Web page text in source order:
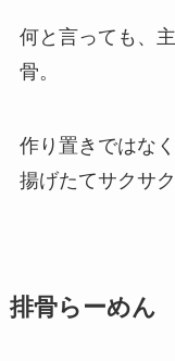
何と言っても、
骨。
作り置きではな
揚げたてサクサ
排骨らーめん